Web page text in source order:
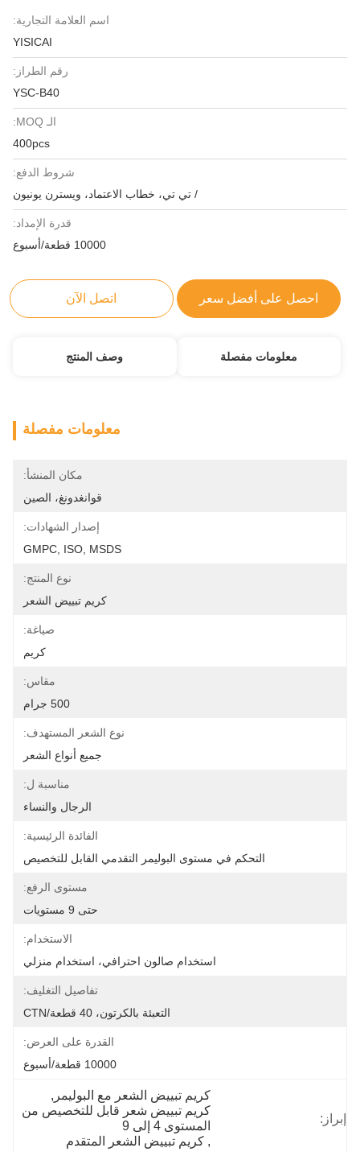
اسم العلامة التجارية:
YISICAI
رقم الطراز:
YSC-B40
الـ MOQ:
400pcs
شروط الدفع:
/ تي تي، خطاب الاعتماد، ويسترن يونيون
قدرة الإمداد:
10000 قطعة/أسبوع
احصل على أفضل سعر اتصل الآن
معلومات مفصلة وصف المنتج
معلومات مفصلة
مكان المنشأ:
قوانغدونغ، الصين
إصدار الشهادات:
GMPC, ISO, MSDS
نوع المنتج:
كريم تبييض الشعر
صياغة:
كريم
مقاس:
500 جرام
نوع الشعر المستهدف:
جميع أنواع الشعر
مناسبة ل:
الرجال والنساء
الفائدة الرئيسية:
التحكم في مستوى البوليمر التقدمي القابل للتخصيص
مستوى الرفع:
حتى 9 مستويات
الاستخدام:
استخدام صالون احترافي، استخدام منزلي
تفاصيل التغليف:
التعبئة بالكرتون، 40 قطعة/CTN
القدرة على العرض:
10000 قطعة/أسبوع
إبراز:
كريم تبييض الشعر مع البوليمر,
كريم تبييض شعر قابل للتخصيص من
المستوى 4 إلى 9
, كريم تبييض الشعر المتقدم